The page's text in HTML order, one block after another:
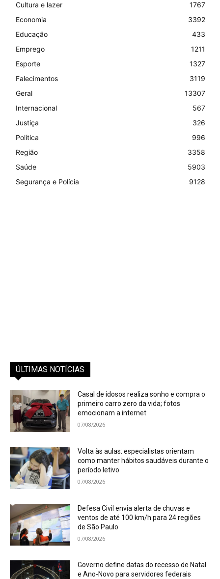
Cultura e lazer
1767
Economia
3392
Educação
433
Emprego
1211
Esporte
1327
Falecimentos
3119
Geral
13307
Internacional
567
Justiça
326
Política
996
Região
3358
Saúde
5903
Segurança e Polícia
9128
ÚLTIMAS NOTÍCIAS
Casal de idosos realiza sonho e compra o
primeiro carro zero da vida; fotos
emocionam a internet
07/08/2026
Volta às aulas: especialistas orientam
como manter hábitos saudáveis durante o
período letivo
07/08/2026
Defesa Civil envia alerta de chuvas e
ventos de até 100 km/h para 24 regiões
de São Paulo
07/08/2026
Governo define datas do recesso de Natal
e Ano-Novo para servidores federais